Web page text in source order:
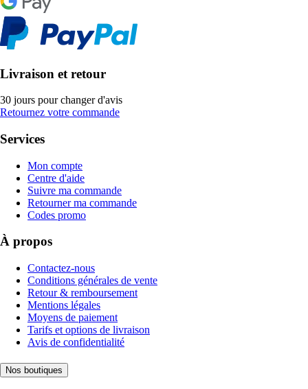
Livraison et retour
30 jours pour changer d'avis
Retournez votre commande
Services
Mon compte
Centre d'aide
Suivre ma commande
Retourner ma commande
Codes promo
À propos
Contactez-nous
Conditions générales de vente
Retour & remboursement
Mentions légales
Moyens de paiement
Tarifs et options de livraison
Avis de confidentialité
Nos boutiques